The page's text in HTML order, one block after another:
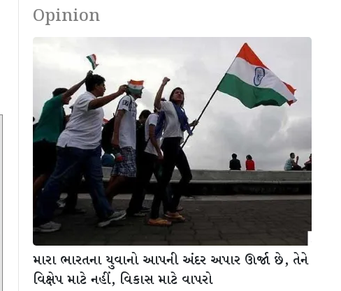
Opinion
મારા ભારતના યુવાનો આપની અંદર અપાર ઊર્જા છે, તેને
વિક્ષેપ માટે નહીં, વિકાસ માટે વાપરો